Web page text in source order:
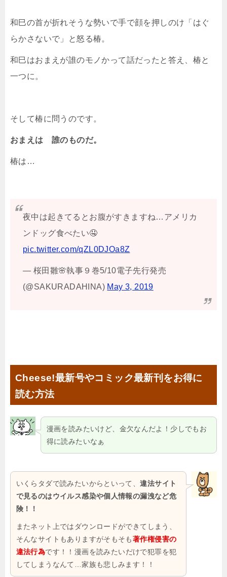
和巳の首が折れそうな勢いで手で顔を押しのけ「はぐ
らかさないで」と怒る椿。
和巳はおまえが誰のモノかって話だったと答え、椿と
一つに。
そして椿に問うのです。
おまえは 誰のものだ。
椿は…
夜中は起きてるとお腹がすきますね…アメリカ
ンドッグ食べたい🤤
pic.twitter.com/qZL0DJOa8Z
— 桜田雛🌸執事９巻5/10電子先行発売
(@SAKURADAHINA) May 3, 2019
Cheese!最新号やコミック最新刊をお得に
読む方法
漫画を読みたいけど、金欠なんだよ！少しでもお
得に読みたいなぁ
いくらタダで読みたいからといって、違法サイト
で見るのはウイルス感染や個人情報の漏洩など危
険！！
またネット上ではダウンロードができてしまう、
そんなサイトもありますがそもそも著作権侵害の
違法行為です！！漫画を読みたいだけで犯罪を犯
してしまうなんて…家族も悲しみます！！